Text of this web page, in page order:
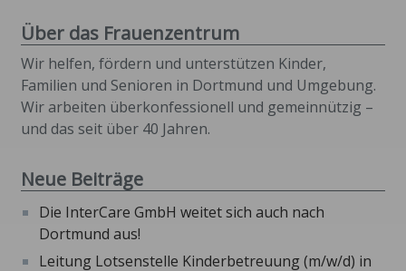
Über das Frauenzentrum
Wir helfen, fördern und unterstützen Kinder,
Familien und Senioren in Dortmund und Umgebung.
Wir arbeiten überkonfessionell und gemeinnützig –
und das seit über 40 Jahren.
Neue Beiträge
Die InterCare GmbH weitet sich auch nach
Dortmund aus!
Leitung Lotsenstelle Kinderbetreuung (m/w/d) in